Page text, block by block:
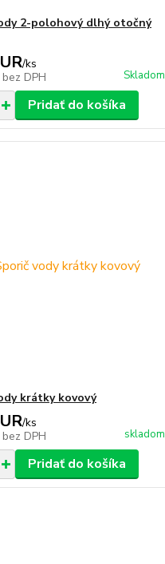
2-polohový dlhý otočný
/ks
bez DPH Skladom
Pridať do košíka
krátky kovový
/ks
bez DPH skladom
Pridať do košíka